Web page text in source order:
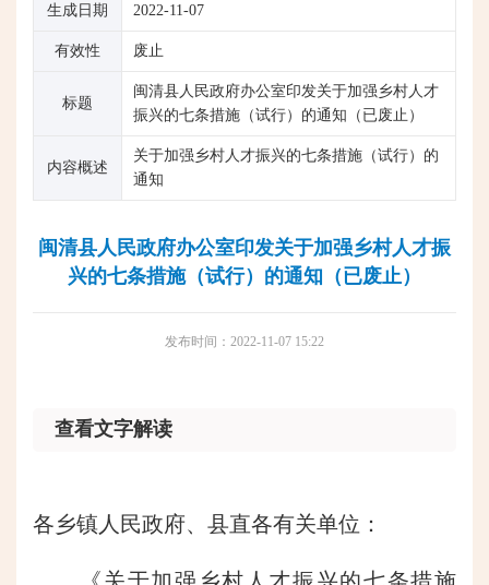
生成日期 2022-11-07
有效性 废止
标题
闽清县人民政府办公室印发关于加强乡村人才
振兴的七条措施（试行）的通知（已废止）
内容概述
关于加强乡村人才振兴的七条措施（试行）的
通知
闽清县人民政府办公室印发关于加强乡村人才振
兴的七条措施（试行）的通知（已废止）
发布时间：2022-11-07 15:22
查看文字解读
各乡镇人民政府、县直各有关单位：